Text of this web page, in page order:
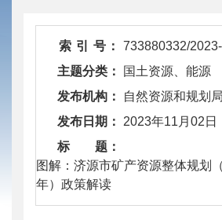
索 引 号：
733880332/
主题分类：
国土资源、能源
发布机构：
自然资源和规划局
发布日期：
2023年11月02日
标 题：
图解：济源市矿产资源整体规划
年）政策解读